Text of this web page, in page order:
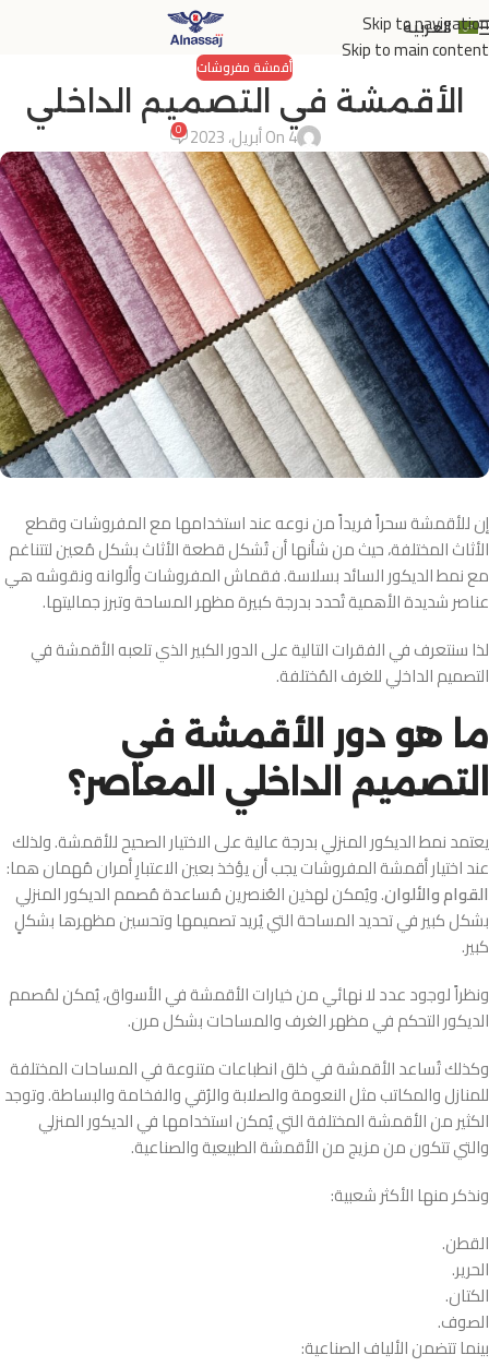
Skip to navigation
Skip to main content
العربية
أقمشة مفروشات
الأقمشة في التصميم الداخلي
On 4 أبريل، 2023 0
إن للأقمشة سحراً فريداً من نوعه عند استخدامها مع المفروشات وقطع
الأثاث المختلفة، حيث من شأنها أن تُشكل قطعة الأثاث بشكل مُعين لتتناغم
مع نمط الديكور السائد بسلاسة. فقماش المفروشات وألوانه ونقوشه هي
عناصر شديدة الأهمية تُحدد بدرجة كبيرة مظهر المساحة وتبرز جماليتها.
لذا سنتعرف في الفقرات التالية على الدور الكبير الذي تلعبه الأقمشة في
التصميم الداخلي للغرف المُختلفة.
ما هو دور الأقمشة في
التصميم الداخلي المعاصر؟
يعتمد نمط الديكور المنزلي بدرجة عالية على الاختيار الصحيح للأقمشة. ولذلك
عند اختيار أقمشة المفروشات يجب أن يؤخذ بعين الاعتبارِ أمران مُهمان هما:
القوام والألوان. ويُمكن لهذين العُنصرين مُساعدة مُصمم الديكور المنزلي
بشكل كبير في تحديد المساحة التي يُريد تصميمها وتحسين مظهرها بشكلٍ
كبير.
ونظراً لوجود عدد لا نهائي من خيارات الأقمشة في الأسواق، يُمكن لمُصمم
الديكور التحكم في مظهر الغرف والمساحات بشكل مرن.
وكذلك تُساعد الأقمشة في خلق انطباعات متنوعة في المساحات المختلفة
للمنازل والمكاتب مثل النعومة والصلابة والرُقي والفخامة والبساطة. وتوجد
الكثير من الأقمشة المختلفة التي يُمكن استخدامها في الديكور المنزلي
والتي تتكون من مزيج من الأقمشة الطبيعية والصناعية.
ونذكر منها الأكثر شعبية:
القطن.
الحرير.
الكتان.
الصوف.
بينما تتضمن الألياف الصناعية: